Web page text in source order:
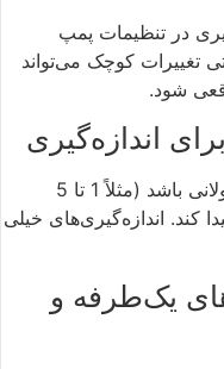
در تنظیمات پمپ
تغییرات کوچک می‌تواند
شود.
اندازه‌گیری
زمان تست باید به اندازه کافی طولانی باشد (مثلاً 1 تا 5
کند. اندازه‌گیری‌های خیلی
یک‌طرفه و